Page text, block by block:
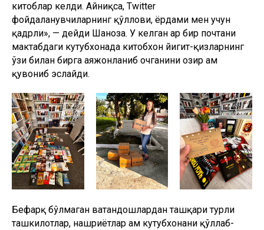
китоблар келди. Айниқса, Twitter
фойдаланувчиларнинг қўллови, ёрдами мен учун
қадрли», — дейди Шаҳноза. У келган ҳар бир почтани
мактабдаги кутубхонада китобхон йигит-қизларнинг
ўзи билан бирга ҳаяжонланиб очганини ҳозир ҳам
қувониб эслайди.
Бефарқ бўлмаган ватандошлардан ташқари турли
ташкилотлар, нашриётлар ҳам кутубхонани қўллаб-